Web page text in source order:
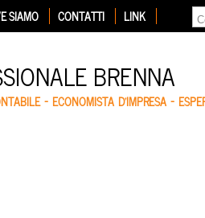
SIAMO CONTATTI LINK
BRENNA
– ECONOMISTA D'IMPRESA –